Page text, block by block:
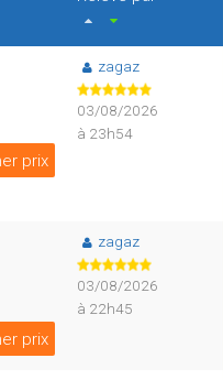
prix
zagaz
03/08/2026
à 23h54
prix
zagaz
03/08/2026
à 22h45